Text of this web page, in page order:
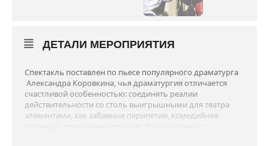
ДЕТАЛИ МЕРОПРИЯТИЯ
Спектакль поставлен по пьесе популярного драматурга
Александра Коровкина, чья драматургия отличается
счастливой особенностью: соединять реалии
действительности со столь выигрышными для театра
элементами, как забавные перипетии, комедийная